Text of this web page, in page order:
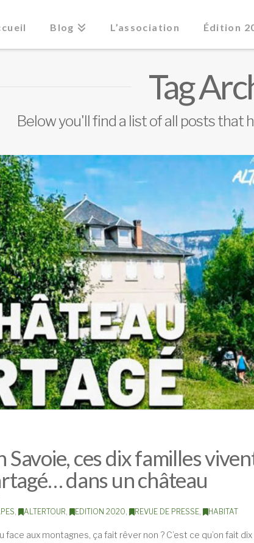
Blog L’association Édition
Tag
Below you'll find a list of all posts that
Savoie, ces dix familles
dans un château
ALTERTOUR EDITION 2020 REVUE DE PRESSE HABITAT
face aux montagnes, ça fait rêver non ? C’est ce qu’on fait